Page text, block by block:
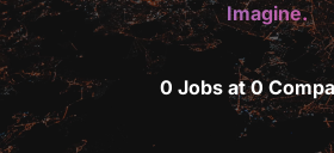
Imagine.
0 Jobs at 0